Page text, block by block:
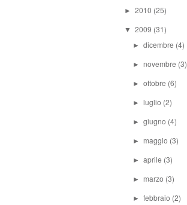
► 2010 (25)
▼ 2009 (31)
►dicembre (4)
►novembre (3)
►ottobre (6)
► luglio (2)
►giugno (4)
► maggio (3)
►aprile (3)
► marzo (3)
►febbraio (2)